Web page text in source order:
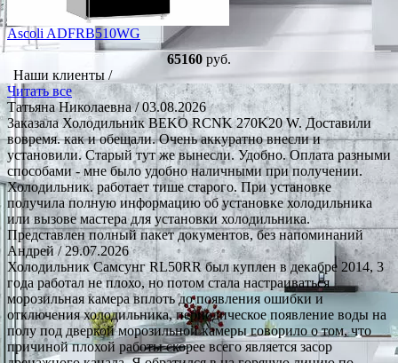
Ascoli ADFRB510WG
65160 руб.
Наши клиенты /
Читать все
Татьяна Николаевна/ 03.08.2026
Заказала Холодильник BEKO RCNK 270K20 W. Доставили
вовремя. как и обещали. Очень аккуратно внесли и
установили. Старый тут же вынесли. Удобно. Оплата разными
способами - мне было удобно наличными при получении.
Холодильник. работает тише старого. При установке
получила полную информацию об установке холодильника
или вызове мастера для установки холодильника.
Представлен полный пакет документов, без напоминаний
Андрей/ 29.07.2026
Холодильник Самсунг RL50RR был куплен в декабре 2014, 3
года работал не плохо, но потом стала настраиваться
морозильная камера вплоть до появления ошибки и
отключения холодильника, периодическое появление воды на
полу под дверкой морозильной камеры говорило о том, что
причиной плохой работы скорее всего является засор